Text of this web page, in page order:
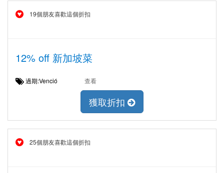
19個朋友喜歡這個折扣
12% off 新加坡菜
過期:Venció 查看
獲取折扣
25個朋友喜歡這個折扣